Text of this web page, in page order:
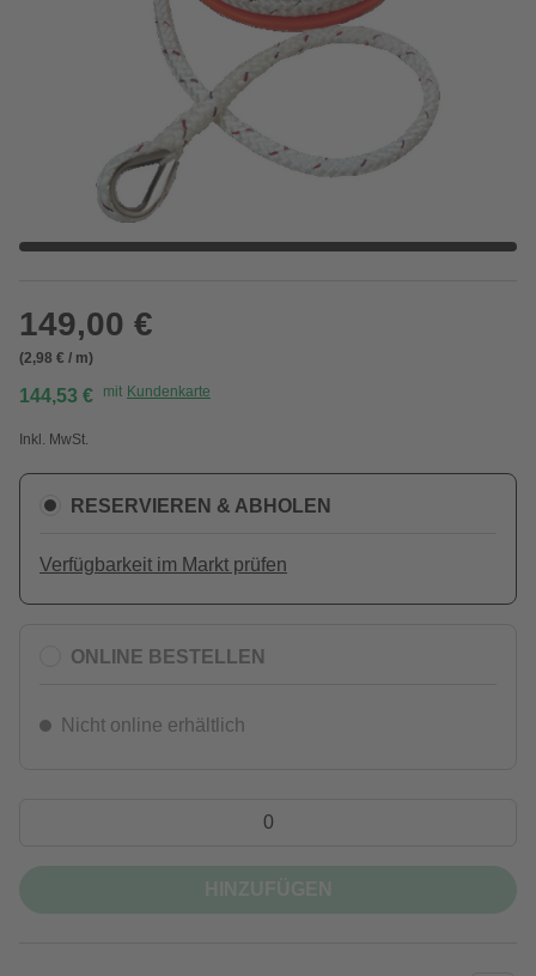
149,00 €
(2,98 € / m)
144,53 € mit Kundenkarte
Inkl. MwSt.
RESERVIEREN & ABHOLEN
Verfügbarkeit im Markt prüfen
ONLINE BESTELLEN
Nicht online erhältlich